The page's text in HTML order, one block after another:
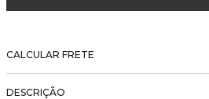
CALCULAR FRETE
DESCRIÇÃO